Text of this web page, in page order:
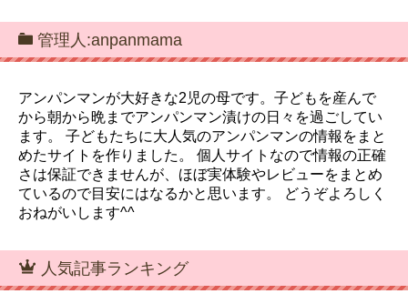
管理人:anpanmama
アンパンマンが大好きな2児の母です。子どもを産んで
から朝から晩までアンパンマン漬けの日々を過ごしてい
ます。 子どもたちに大人気のアンパンマンの情報をまと
めたサイトを作りました。 個人サイトなので情報の正確
さは保証できませんが、ほぼ実体験やレビューをまとめ
ているので目安にはなるかと思います。 どうぞよろしく
おねがいします^^
人気記事ランキング